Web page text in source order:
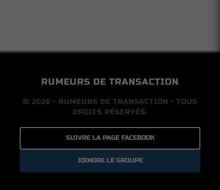
RUMEURS DE TRANSACTION
© 2026 • RUMEURS DE TRANSACTION • TOUS
DROITS RÉSERVÉS.
SUIVRE LA PAGE FACEBOOK
JOINDRE LE GROUPE